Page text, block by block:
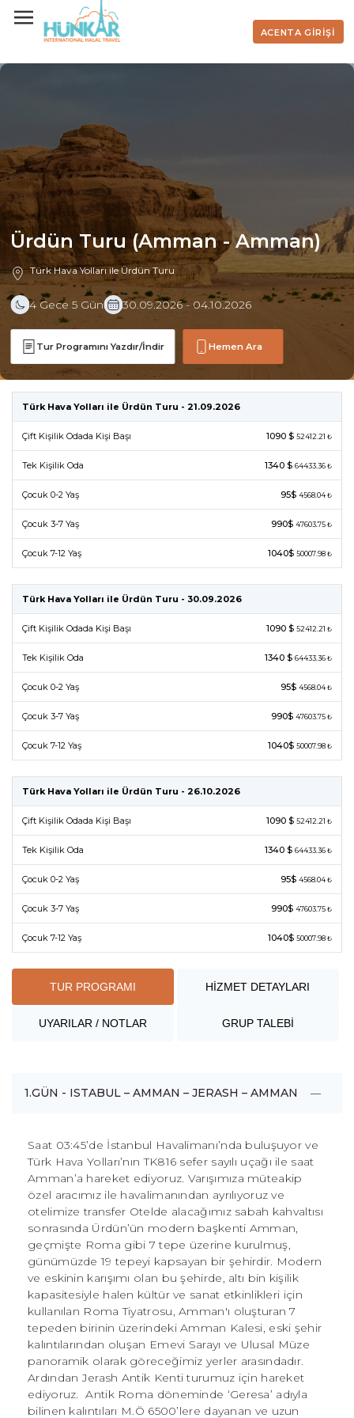
ACENTA GİRİŞİ
Ürdün Turu (Amman - Amman)
Türk Hava Yolları ile Ürdün Turu
4 Gece 5 Gün 30.09.2026 - 04.10.2026
Tur Programını Yazdır/İndir Hemen Ara
Türk Hava Yolları ile Ürdün Turu - 21.09.2026
Çift Kişilik Odada Kişi Başı 1090 $ 52412.21 ₺
Tek Kişilik Oda 1340 $ 64433.36 ₺
Çocuk 0-2 Yaş 95$ 4568.04 ₺
Çocuk 3-7 Yaş 990$ 47603.75 ₺
Çocuk 7-12 Yaş 1040$ 50007.98 ₺
Türk Hava Yolları ile Ürdün Turu - 30.09.2026
Çift Kişilik Odada Kişi Başı 1090 $ 52412.21 ₺
Tek Kişilik Oda 1340 $ 64433.36 ₺
Çocuk 0-2 Yaş 95$ 4568.04 ₺
Çocuk 3-7 Yaş 990$ 47603.75 ₺
Çocuk 7-12 Yaş 1040$ 50007.98 ₺
Türk Hava Yolları ile Ürdün Turu - 26.10.2026
Çift Kişilik Odada Kişi Başı 1090 $ 52412.21 ₺
Tek Kişilik Oda 1340 $ 64433.36 ₺
Çocuk 0-2 Yaş 95$ 4568.04 ₺
Çocuk 3-7 Yaş 990$ 47603.75 ₺
Çocuk 7-12 Yaş 1040$ 50007.98 ₺
TUR PROGRAMI HİZMET DETAYLARI
UYARILAR / NOTLAR GRUP TALEBİ
1.GÜN - ISTABUL – AMMAN – JERASH – AMMAN
Saat 03:45’de İstanbul Havalimanı’nda buluşuyor ve
Türk Hava Yolları’nın TK816 sefer sayılı uçağı ile saat
Amman’a hareket ediyoruz. Varışımıza müteakip
özel aracımız ile havalimanından ayrılıyoruz ve
otelimize transfer Otelde alacağımız sabah kahvaltısı
sonrasında Ürdün’ün modern başkenti Amman,
geçmişte Roma gibi 7 tepe üzerine kurulmuş,
günümüzde 19 tepeyi kapsayan bir şehirdir. Modern
ve eskinin karışımı olan bu şehirde, altı bin kişilik
kapasitesiyle halen kültür ve sanat etkinlikleri için
kullanılan Roma Tiyatrosu, Amman'ı oluşturan 7
tepeden birinin üzerindeki Amman Kalesi, eski şehir
kalıntılarından oluşan Emevi Sarayı ve Ulusal Müze
panoramik olarak göreceğimiz yerler arasındadır.
Ardından Jerash Antik Kenti turumuz için hareket
ediyoruz. Antik Roma döneminde ‘Geresa’ adıyla
bilinen kalıntıları M.Ö 6500’lere dayanan ve uzun